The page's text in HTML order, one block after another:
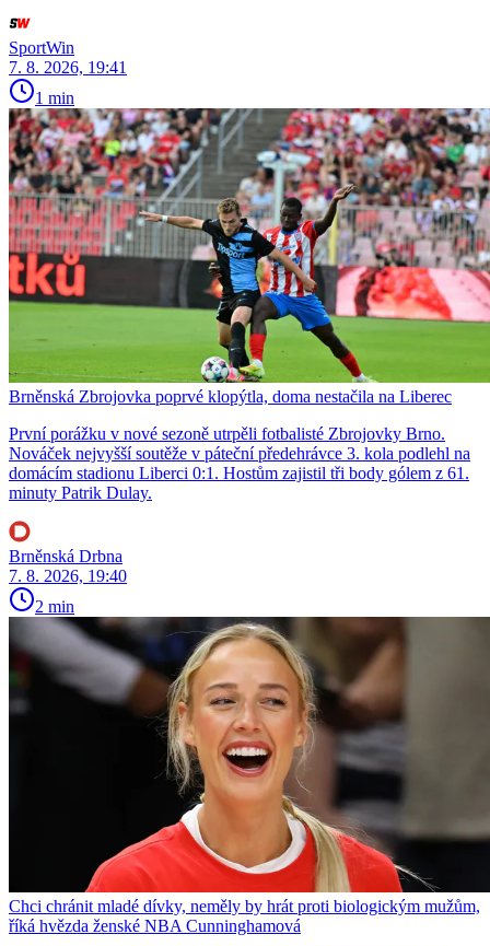
SportWin
7. 8. 2026, 19:41
1 min
Brněnská Zbrojovka poprvé klopýtla, doma nestačila na Liberec
První porážku v nové sezoně utrpěli fotbalisté Zbrojovky Brno.
Nováček nejvyšší soutěže v páteční předehrávce 3. kola podlehl na
domácím stadionu Liberci 0:1. Hostům zajistil tři body gólem z 61.
minuty Patrik Dulay.
Brněnská Drbna
7. 8. 2026, 19:40
2 min
Chci chránit mladé dívky, neměly by hrát proti biologickým mužům,
říká hvězda ženské NBA Cunninghamová